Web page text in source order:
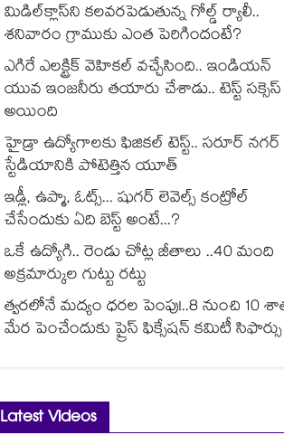
మిడిల్‌క్లాస్‌ని కలవరపెడుతున్న గోల్డ్ ర్యాలీ..
శనివారం గ్రాముకు ఎంత పెరిగిందంటే?
ఎగిరే ఎలక్ట్రిక్ వెహికల్ వచ్చేసింది.. ఇండియన్
యువ ఇంజనీరు తయారు చేశాడు.. టెస్ట్ సక్సెస్
అయింది
హైడ్రా ఉద్యోగాలకు ఫిజికల్ టెస్ట్.. సరూర్ నగర్
స్టేడియానికి పోటెత్తిన యూత్
ఇడ్లీ, ఉప్మా, ఓట్స్... షుగర్ లెవెల్స్ కంట్రోల్
చేసేందుకు ఏది బెస్ట్ అంటే...?
ఒకే ఉద్యోగి.. రెండు చోట్ల జీతాలు ..40 మంది
అక్రమార్కుల గుట్టు రట్టు
త్వరలోనే మద్యం ధ‌‌ర‌‌ల పెంపు!..8 నుంచి 10
మేర పెంచేందుకు ప్రైస్ ఫిక్సేష‌‌న్ క‌‌మిటీ సిఫార్సు
Latest Videos